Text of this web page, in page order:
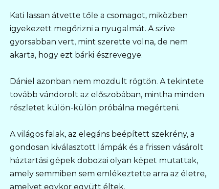
Kati lassan átvette tőle a csomagot, miközben
igyekezett megőrizni a nyugalmát. A szíve
gyorsabban vert, mint szerette volna, de nem
akarta, hogy ezt bárki észrevegye.
Dániel azonban nem mozdult rögtön. A tekintete
tovább vándorolt az előszobában, mintha minden
részletet külön-külön próbálna megérteni.
A világos falak, az elegáns beépített szekrény, a
gondosan kiválasztott lámpák és a frissen vásárolt
háztartási gépek dobozai olyan képet mutattak,
amely semmiben sem emlékeztette arra az életre,
amelyet egykor együtt éltek.